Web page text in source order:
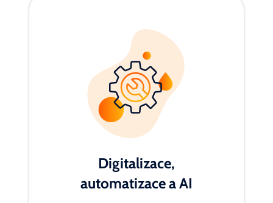
Digitalizace,
automatizace a AI